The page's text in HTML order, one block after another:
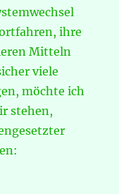
ihre
Mitteln
viele
möchte ich
stehen,